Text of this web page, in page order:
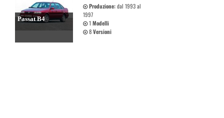
Passat B4
Produzione:dal 1993 al
1997
1 Modelli
8Versioni